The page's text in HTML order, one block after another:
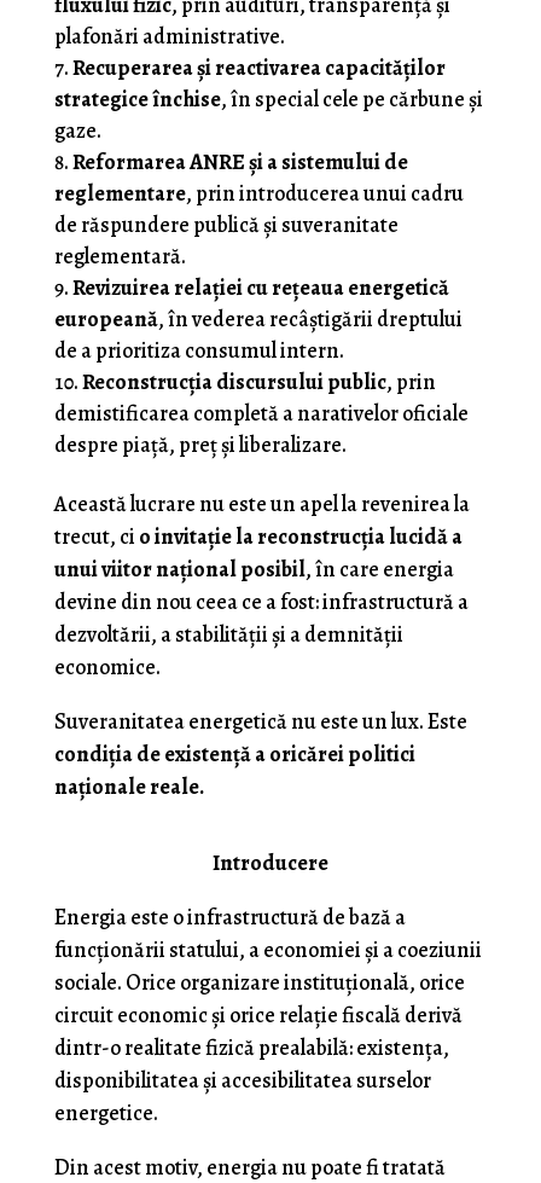
plafonări administrative.
Recuperarea și reactivarea capacităților
strategice închise, în special cele pe cărbune și
gaze.
Reformarea ANRE și a sistemului de
reglementare, prin introducerea unui cadru
de răspundere publică și suveranitate
reglementară.
Revizuirea relației cu rețeaua energetică
europeană, în vederea recâștigării dreptului
de a prioritiza consumul intern.
Reconstrucția discursului public, prin
demistificarea completă a narativelor oficiale
despre piață, preț și liberalizare.
Această lucrare nu este un apel la revenirea la
trecut, ci o invitație la reconstrucția lucidă a
unui viitor național posibil, în care energia
devine din nou ceea ce a fost: infrastructură a
dezvoltării, a stabilității și a demnității
economice.
Suveranitatea energetică nu este un lux. Este
condiția de existență a oricărei politici
naționale reale.
Introducere
Energia este o infrastructură de bază a
funcționării statului, a economiei și a coeziunii
sociale. Orice organizare instituțională, orice
circuit economic și orice relație fiscală derivă
dintr-o realitate fizică prealabilă: existența,
disponibilitatea și accesibilitatea surselor
energetice.
Din acest motiv, energia nu poate fi tratată